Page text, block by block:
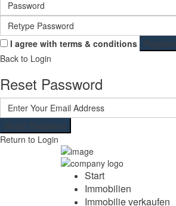
I agree with terms & conditions
Register
Back to Login
Reset Password
Reset Password
Return to Login
Start
Immobilien
Immobilie verkaufen